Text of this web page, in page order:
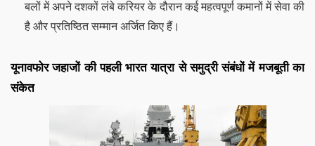
बलों में अपने दशकों लंबे करियर के दौरान कई महत्वपूर्ण कमानों में सेवा की
है और प्रतिष्ठित सम्मान अर्जित किए हैं।
यूनावफोर जहाजों की पहली भारत यात्रा से समुद्री संबंधों में मजबूती का
संकेत